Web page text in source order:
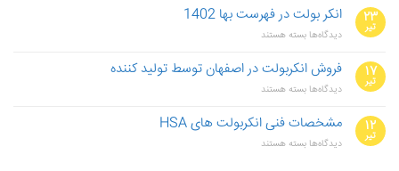
ایرانی
کابل
پلاستیک
یا
چیست؟
۲۳
تیر
انکر بولت در فهرست بها 1402
دیدگاه‌ها برای
بولت
در
فهرست
1402
بسته هستند
۱۷
تیر
فروش انکربولت در اصفهان توسط تولید کننده
دیدگاه‌ها برای
انکربولت
در
اصفهان
بسته هستند
۱۲
تیر
مشخصات فنی انکربولت های HSA
دیدگاه‌ها برای
بسته هستند